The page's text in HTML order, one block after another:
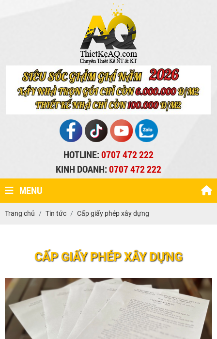
HOTLINE:0707 472 222
KINH DOANH:0707 472 222
MENU
Trang chủ Tin tức Cấp giấy phép xây dựng
CẤP GIẤY PHÉP XÂY DỰNG